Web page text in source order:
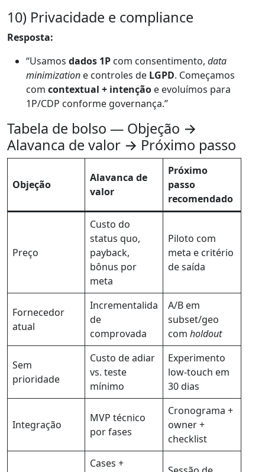
10) Privacidade e compliance
Resposta:
“Usamos dados 1P com consentimento, data
minimization e controles de LGPD. Começamos
com contextual + intenção e evoluímos para
1P/CDP conforme governança.”
Tabela de bolso — Objeção →
Alavanca de valor → Próximo passo
Objeção
Alavanca de
valor
Próximo
passo
recomendado
Preço
Custo do
status quo,
payback,
bônus por
meta
Piloto com
meta e critério
de saída
Fornecedor
atual
Incrementalida
de
comprovada
A/B em
subset/geo
com holdout
Sem
prioridade
Custo de adiar
vs. teste
mínimo
Experimento
low-touch em
30 dias
Integração
MVP técnico
por fases
Cronograma +
owner +
checklist
Cases +